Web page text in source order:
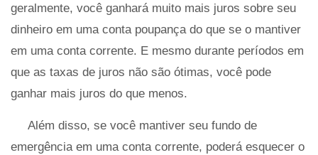
geralmente, você ganhará muito mais juros sobre seu
dinheiro em uma conta poupança do que se o mantiver
em uma conta corrente. E mesmo durante períodos em
que as taxas de juros não são ótimas, você pode
ganhar mais juros do que menos.
Além disso, se você mantiver seu fundo de
emergência em uma conta corrente, poderá esquecer o